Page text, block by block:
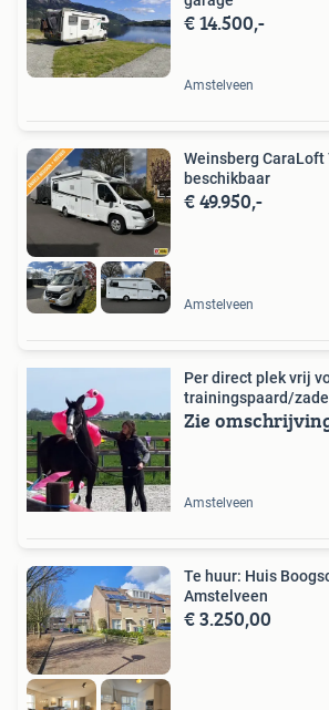
€ 14.500,-
Amstelveen
Weinsberg CaraLoft
beschikbaar
€ 49.950,-
Amstelveen
Per direct plek vrij
trainingspaard/
Zie
Amstelveen
Te huur: Huis
Amstelveen
€ 3.250,00